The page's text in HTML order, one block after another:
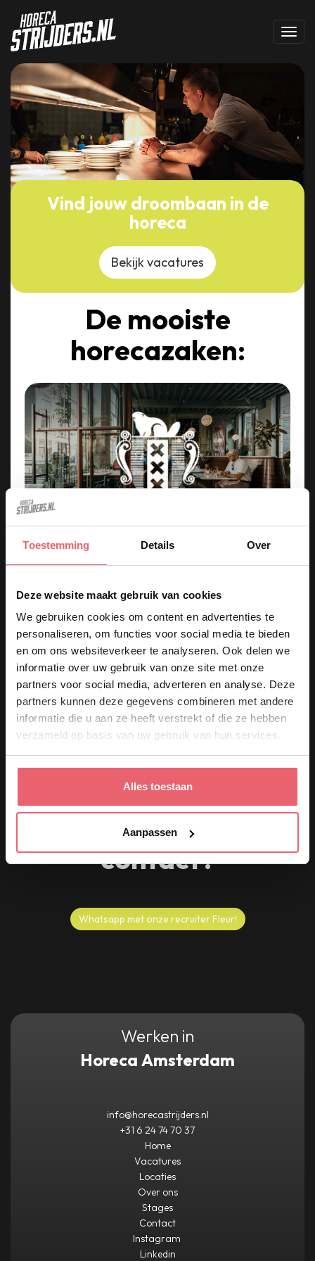
Toestemming Details Over
Deze website maakt gebruik van cookies
We gebruiken cookies om content en advertenties te
personaliseren, om functies voor social media te bieden
en om ons websiteverkeer te analyseren. Ook delen we
informatie over uw gebruik van onze site met onze
partners voor social media, adverteren en analyse. Deze
partners kunnen deze gegevens combineren met andere
informatie die u aan ze heeft verstrekt of die ze hebben
verzameld op basis van uw gebruik van hun services.
Alles toestaan
Aanpassen
Vind jouw droombaan in de
horeca
Bekijk vacatures
De mooiste
horecazaken:
Kom werken in een van de
keukens op deze iconische
plekken in Amsterdam!
Café Nieuw Amsterdam
Werken in de keuken van Café Nieuw
Amsterdam betekent creatief koken,
samenwerken en gasten verrassen.
Vragen of direct
contact?
Whatsapp met onze recruiter Fleur!
Werken in
Horeca Amsterdam
info@horecastrijders.nl
+31 6 24 74 70 37
Home
Vacatures
Locaties
Over ons
Stages
Contact
Instagram
Linkedin